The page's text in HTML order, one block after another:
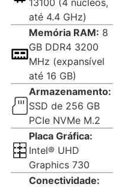
13100 (4 núcleos,
até 4.4 GHz)
Memória RAM: 8
GB DDR4 3200
MHz (expansível
até 16 GB)
Armazenamento:
SSD de 256 GB
PCIe NVMe M.2
Placa Gráfica:
Intel® UHD
Graphics 730
Conectividade: